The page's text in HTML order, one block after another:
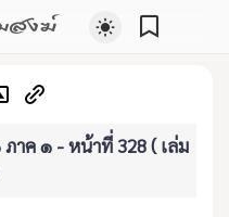
สงฆ์
าค ๑ - หน้าที่ 328 ( เล่ม